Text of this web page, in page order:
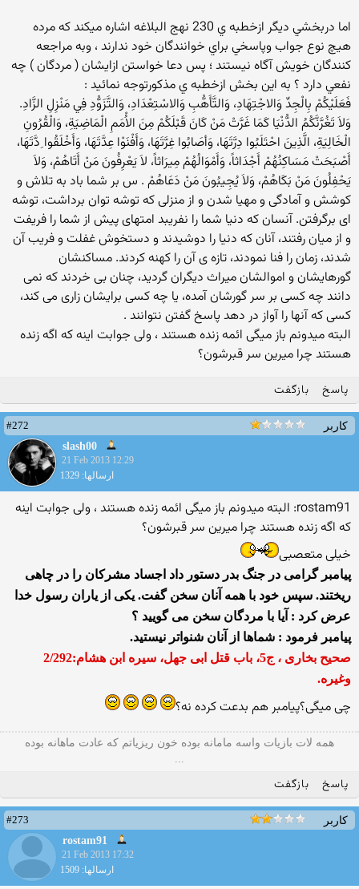
اما دربخشي ديگر ازخطبه ي 230 نهج البلاغه اشاره ميكند كه مرده
هيچ نوع جواب وپاسخي براي خوانندگان خود ندارند ، وبه مراجعه
كنندگان خويش آگاه نيستند ؛ پس دعا خواستن ازايشان ( مردگان ) چه
نفعي دارد ؟ به اين بخش ازخطبه ي مذكورتوجه نمائيد :
فَعَلَيْكُمْ بِالْجِدِّ وَالاجْتِهَادِ، وَالتَّأَهُّبِ وَالاسْتِعْدَادِ، وَالتَّزَوُّدِ فِي مَنْزِلِ الزَّادِ.
وَلاَ تَغُرَّنَّكُمُ الدُّنْيَا كَمَا غَرَّتْ مَنْ كَانَ قَبْلَكُمْ مِنَ الاُْمَمِ الْمَاضِيَةِ، وَالْقُرُونِ
الْخَالِيَةِ، الَّذِينَ احْتَلَبُوا دِرَّتَهَا، وَأصَابُوا غِرَّتَهَا، وَأَفْنَوْا عِدَّتَهَا، وَأَخْلَقُوا ِدَّتَهَا،
أَصْبَحَتْ مَسَاكِنُهُمْ أَجْدَاثاً، وَأَمْوَالُهُمْ مِيرَاثاً، لاَ يَعْرِفُونَ مَنْ أَتَاهُمْ، وَلاَ
يَحْفِلُونَ مَنْ بَكَاهُمْ، وَلاَ يُجِيبُونَ مَنْ دَعَاهُمْ . س بر شما باد به تلاش و
كوشش و آمادگى و مهيا شدن و از منزلى كه توشه توان برداشت، توشه
اى برگرفتن. آنسان كه دنيا شما را نفريبد امتهاى پيش از شما را فريفت
و از ميان رفتند، آنان كه دنيا را دوشيدند و دستخوش غفلت و فريب آن
شدند، زمان را فنا نمودند، تازه ى آن را كهنه كردند. مساكنشان
گورهايشان و اموالشان ميراث ديگران گرديد، چنان بى خردند كه نمى
دانند چه كسى بر سر گورشان آمده، يا چه كسى برايشان زارى مى كند،
كسى كه آنها را آواز در دهد پاسخ گفتن نتوانند .
البته میدونم باز میگی ائمه زنده هستند ، ولی جوابت اینه که اگه زنده
هستند چرا میرین سر قبرشون؟
پاسخ بازگفت
کاربر
#272
slash00
21 Feb 2013 12:29
ارسالها: 1329
rostam91: البته میدونم باز میگی ائمه زنده هستند ، ولی جوابت اینه
که اگه زنده هستند چرا میرین سر قبرشون؟
خیلی متعصبی
پيامبر گرامى در جنگ بدر دستور داد اجساد مشركان را در چاهى
ريختند. سپس خود با همه آنان سخن گفت. يكى از ياران رسول خدا
عرض كرد : آيا با مردگان سخن مى ‏گوييد ؟
پيامبر فرمود : شماها از آنان شنواتر نيستيد.
صحيح بخارى ، ج‏5، باب قتل ابى جهل، سيره ابن هشام:2/292
وغيره.
چی میگی؟پیامبر هم بدعت کرده نه؟
همه لات بازیات واسه مامانه بوده خون ریزیاتم که عادت ماهانه بوده
...
پاسخ بازگفت
کاربر
#273
rostam91
21 Feb 2013 17:32
ارسالها: 1509